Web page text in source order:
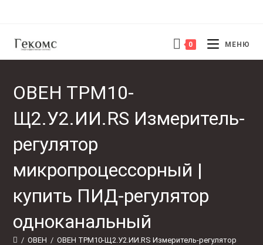
0 МЕНЮ
ОВЕН ТРМ10-
Щ2.У2.ИИ.RS Измеритель-
регулятор
микропроцессорный |
купить ПИД-регулятор
одноканальный
/ ОВЕН / ОВЕН ТРМ10-Щ2.У2.ИИ.RS Измеритель-регулятор